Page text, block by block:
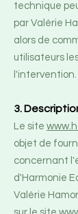
technique
par Valérie
alors de
utilisateurs
l'intervention.
3.
Le site
objet de
concernant
d'Harmonie
Valérie